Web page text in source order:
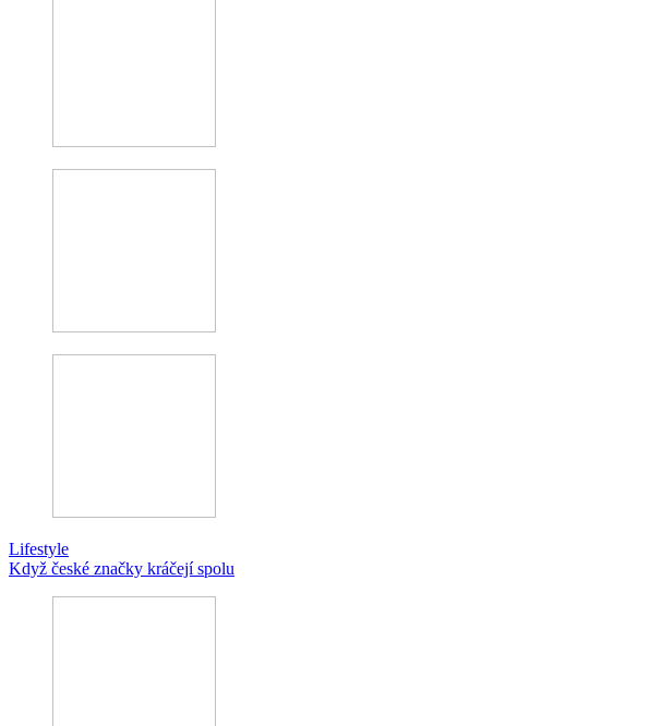
Lifestyle
Když české značky kráčejí spolu